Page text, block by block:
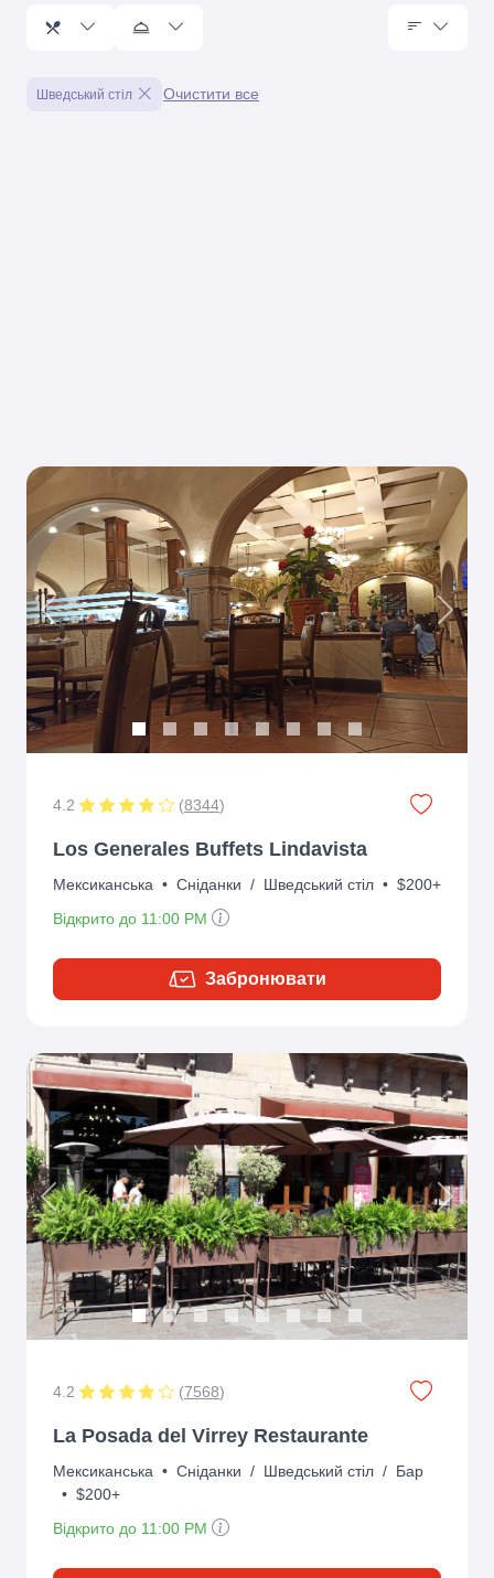
Шведський стіл Очистити все
Previous Next
4.2 (8344)
Los Generales Buffets Lindavista
Мексиканська • Сніданки / Шведський стіл • $200+
Відкрито до 11:00 PM
Забронювати
Previous Next
4.2 (7568)
La Posada del Virrey Restaurante
Мексиканська • Сніданки / Шведський стіл / Бар
• $200+
Відкрито до 11:00 PM